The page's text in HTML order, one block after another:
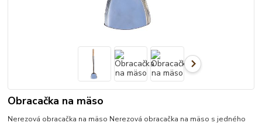
Obracačka na mäso
Nerezová obracačka na mäso Nerezová obracačka na mäso s jedného